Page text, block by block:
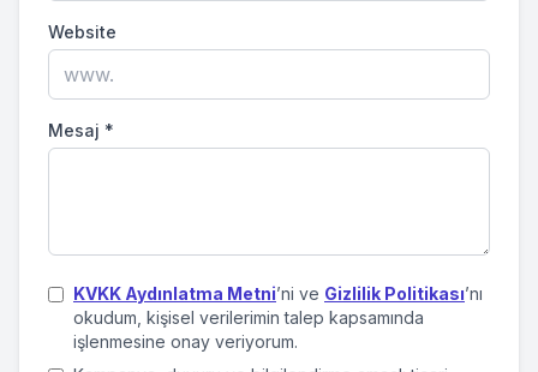
Website
Mesaj *
KVKK Aydınlatma Metni’ni ve Gizlilik Politikası’nı
okudum, kişisel verilerimin talep kapsamında
işlenmesine onay veriyorum.